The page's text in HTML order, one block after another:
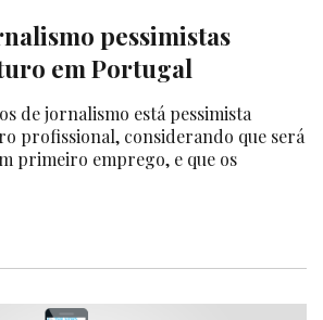
pessimistas
em Portugal
de jornalismo está pessimista
profissional, considerando que será
primeiro emprego, e que os